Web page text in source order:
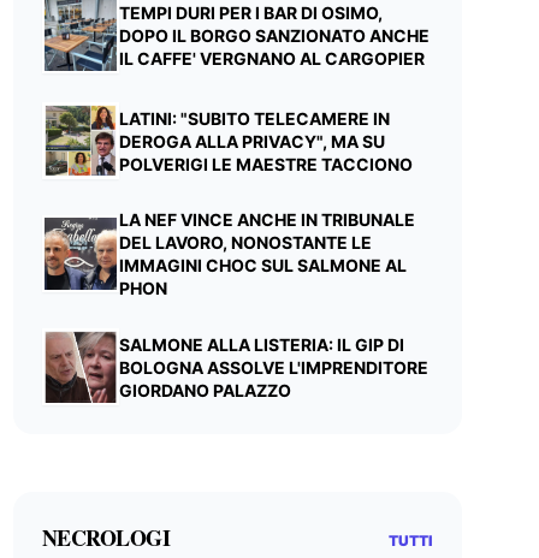
TEMPI DURI PER I BAR DI OSIMO,
DOPO IL BORGO SANZIONATO ANCHE
IL CAFFE' VERGNANO AL CARGOPIER
LATINI: "SUBITO TELECAMERE IN
DEROGA ALLA PRIVACY", MA SU
POLVERIGI LE MAESTRE TACCIONO
LA NEF VINCE ANCHE IN TRIBUNALE
DEL LAVORO, NONOSTANTE LE
IMMAGINI CHOC SUL SALMONE AL
PHON
SALMONE ALLA LISTERIA: IL GIP DI
BOLOGNA ASSOLVE L'IMPRENDITORE
GIORDANO PALAZZO
NECROLOGI TUTTI